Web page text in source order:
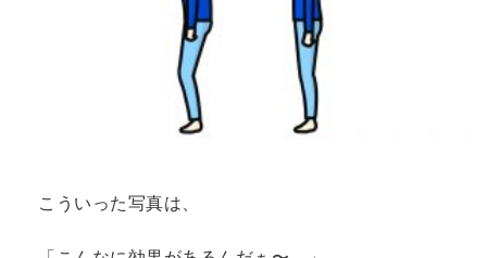
こういった写真は、